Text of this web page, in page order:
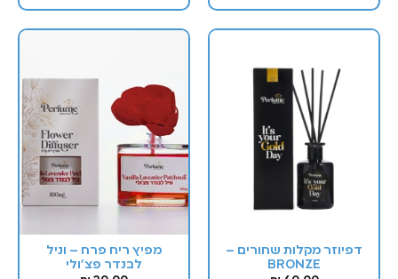
דפיוזר מקלות שחורים –
BRONZE
מפיץ ריח פרח – וניל
לבנדר פצ'ולי